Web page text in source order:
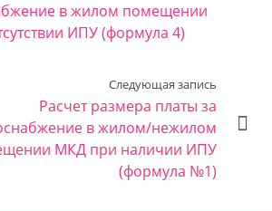
в жилом помещении
ИПУ (формула 4)
Следующая запись
Расчет размера платы за
в жилом/нежилом
МКД при наличии ИПУ
(формула №1)